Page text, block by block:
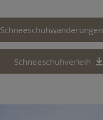
Schneeschuhwanderungen
Schneeschuhverleih